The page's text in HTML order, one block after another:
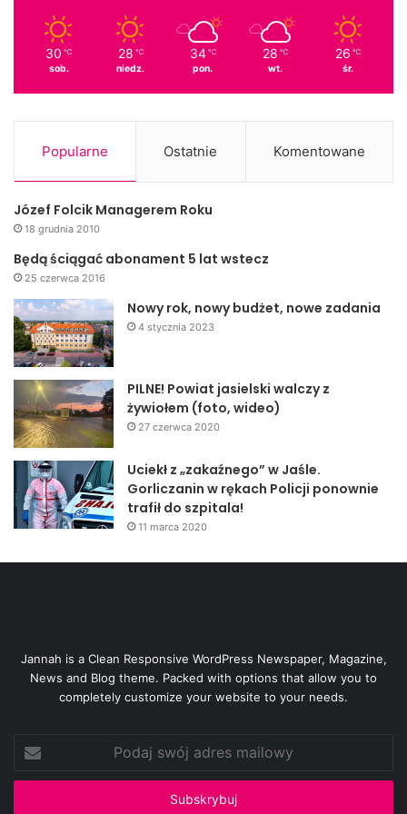
30 ℃
sob.
28 ℃
niedz.
34 ℃
pon.
28 ℃
wt.
26 ℃
śr.
Popularne Ostatnie Komentowane
Józef Folcik Managerem Roku
18 grudnia 2010
Będą ściągać abonament 5 lat wstecz
25 czerwca 2016
Nowy rok, nowy budżet, nowe zadania
4 stycznia 2023
PILNE! Powiat jasielski walczy z
żywiołem (foto, wideo)
27 czerwca 2020
Uciekł z „zakaźnego” w Jaśle.
Gorliczanin w rękach Policji ponownie
trafił do szpitala!
11 marca 2020
Jannah is a Clean Responsive WordPress Newspaper, Magazine,
News and Blog theme. Packed with options that allow you to
completely customize your website to your needs.
swój
adres